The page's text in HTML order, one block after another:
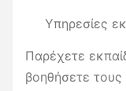
Υπηρεσίες
Παρέχετε
βοηθήσετε